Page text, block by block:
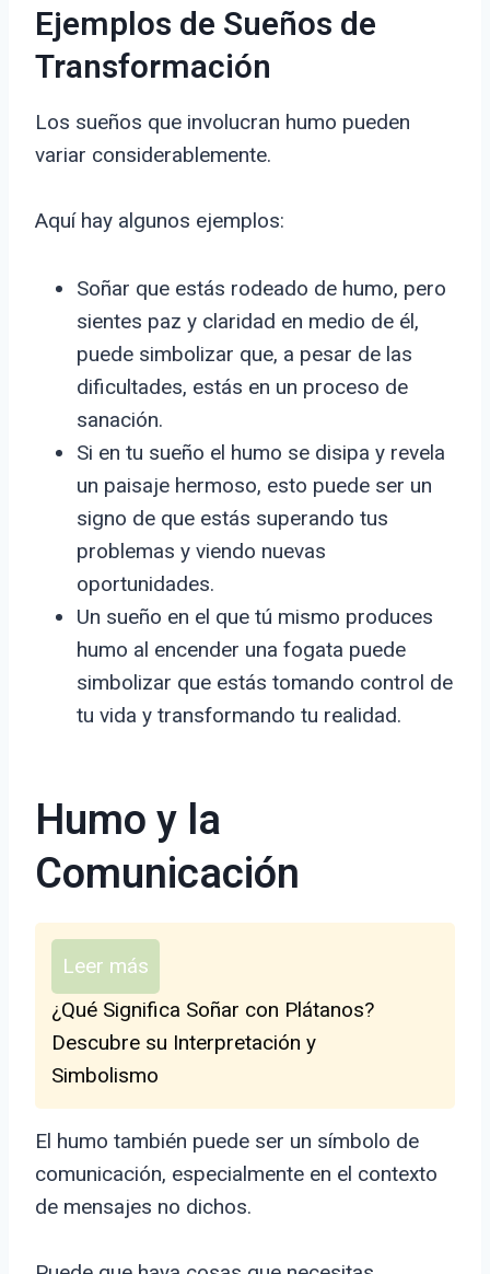
Ejemplos de Sueños de
Transformación
Los sueños que involucran humo pueden
variar considerablemente.
Aquí hay algunos ejemplos:
Soñar que estás rodeado de humo, pero
sientes paz y claridad en medio de él,
puede simbolizar que, a pesar de las
dificultades, estás en un proceso de
sanación.
Si en tu sueño el humo se disipa y revela
un paisaje hermoso, esto puede ser un
signo de que estás superando tus
problemas y viendo nuevas
oportunidades.
Un sueño en el que tú mismo produces
humo al encender una fogata puede
simbolizar que estás tomando control de
tu vida y transformando tu realidad.
Humo y la
Comunicación
Leer más
¿Qué Significa Soñar con Plátanos?
Descubre su Interpretación y
Simbolismo
El humo también puede ser un símbolo de
comunicación, especialmente en el contexto
de mensajes no dichos.